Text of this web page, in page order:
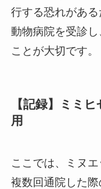
行する恐れがあ
動物病院を受診
ことが大切です。
【記録】ミミ
用
ここでは、ミヌ
複数回通院した